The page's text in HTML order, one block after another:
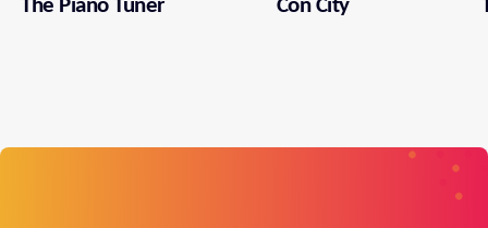
The Piano Tuner Con City